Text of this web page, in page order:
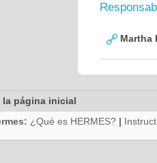
Martha
la página inicial
¿Qué es HERMES? |